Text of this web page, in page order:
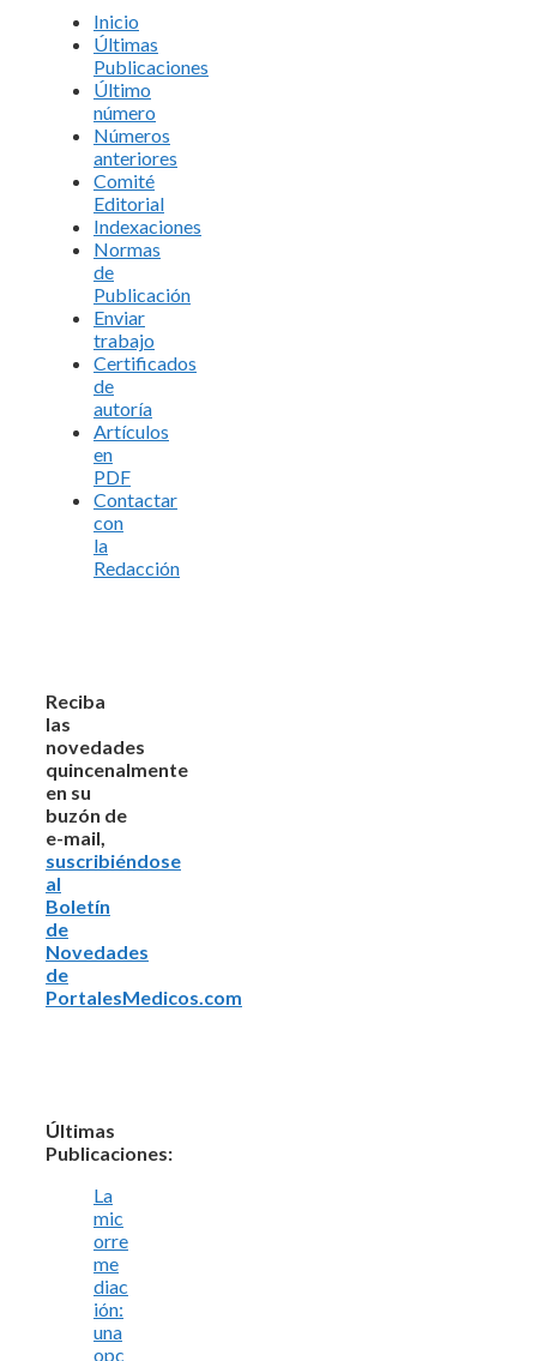
Inicio
Últimas
Publicaciones
Último
número
Números
anteriores
Comité
Editorial
Indexaciones
Normas
de
Publicación
Enviar
trabajo
Certificados
de
autoría
Artículos
en
PDF
Contactar
con
la
Redacción
Reciba
las
novedades
quincenalmente
en su
buzón de
e-mail,
suscribiéndose
al
Boletín
de
Novedades
de
PortalesMedicos.com
Últimas
Publicaciones:
La
mic
orre
me
diac
ión:
una
opc